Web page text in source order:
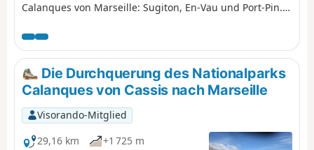
Calanques von Marseille: Sugiton, En-Vau und Port-Pin.
besonderen Vorschriften unterliegt. Bei Nichtbeachtung
dieser Vorschriften droht Ihnen eine Geldstrafe von bis
zu 1500 €.
Die Durchquerung des Nationalparks
Calanques von Cassis nach Marseille
Visorando-Mitglied
29,16 km
+1 725 m